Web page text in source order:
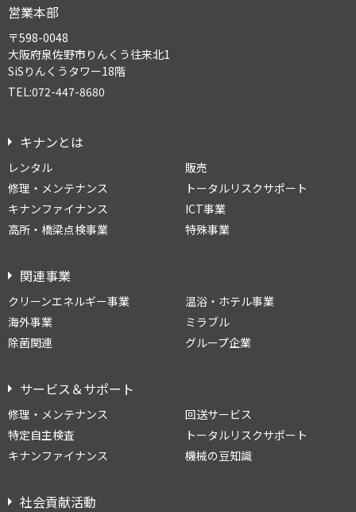
営業本部
〒598-0048
大阪府泉佐野市りんくう往来北1
SiSりんくうタワー18階
TEL:072-447-8680
キナンとは
レンタル
販売
修理・メンテナンス
トータルリスクサポート
キナンファイナンス
ICT事業
高所・橋梁点検事業
特殊事業
関連事業
クリーンエネルギー事業
温浴・ホテル事業
海外事業
ミラブル
除菌関連
グループ企業
サービス＆サポート
修理・メンテナンス
回送サービス
特定自主検査
トータルリスクサポート
キナンファイナンス
機械の豆知識
社会貢献活動